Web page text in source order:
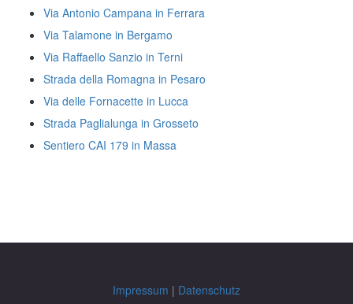
Via Antonio Campana in Ferrara
Via Talamone in Bergamo
Via Raffaello Sanzio in Terni
Strada della Romagna in Pesaro
Via delle Fornacette in Lucca
Strada Paglialunga in Grosseto
Sentiero CAI 179 in Massa
Impressum | Datenschutz